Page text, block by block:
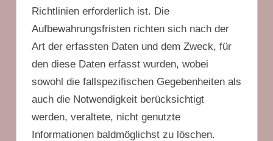
Richtlinien erforderlich ist. Die
Aufbewahrungsfristen richten sich nach der
Art der erfassten Daten und dem Zweck, für
den diese Daten erfasst wurden, wobei
sowohl die fallspezifischen Gegebenheiten als
auch die Notwendigkeit berücksichtigt
werden, veraltete, nicht genutzte
Informationen baldmöglichst zu löschen.